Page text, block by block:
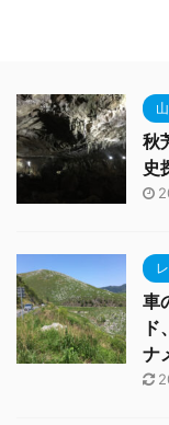
秋
史
車
ナ